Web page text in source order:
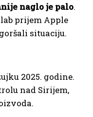
naglo je palo.
prijem Apple
situaciju.
2025. godine.
nad Sirijem,